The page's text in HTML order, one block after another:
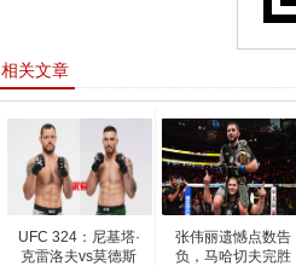
相关文章
UFC 324：尼基塔·
克雷洛夫vs莫德斯
张伟丽遗憾点数告
负，马哈切夫完胜